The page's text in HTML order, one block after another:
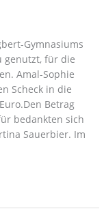
Gymnasiums
genutzt, für die
Amal-Sophie
Scheck in die
Betrag
bedankten sich
Sauerbier. Im